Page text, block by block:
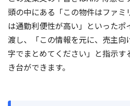
頭の中にある「この物件はファミ
は通勤利便性が高い」といったポ
渡し、「この情報を元に、売主
字でまとめてください」と指示す
き台ができます。